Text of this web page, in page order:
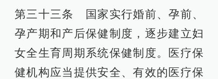
第三十三条 国家实行婚前、孕前、
孕产期和产后保健制度，逐步建立妇
女全生育周期系统保健制度。医疗保
健机构应当提供安全、有效的医疗保